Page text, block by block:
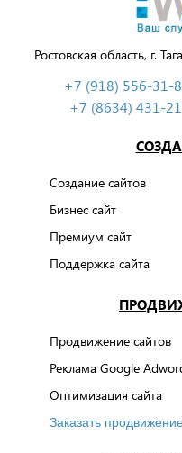
Ростовская область, г.
+7 (918) 556-31-
+7 (8634) 431-
Создание сайтов
Бизнес сайт
Премиум сайт
Поддержка сайта
Продвижение сайтов
Реклама Google
Оптимизация сайта
Заказать